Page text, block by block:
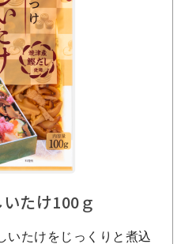
たけ100ｇ
いたけをじっくりと煮込